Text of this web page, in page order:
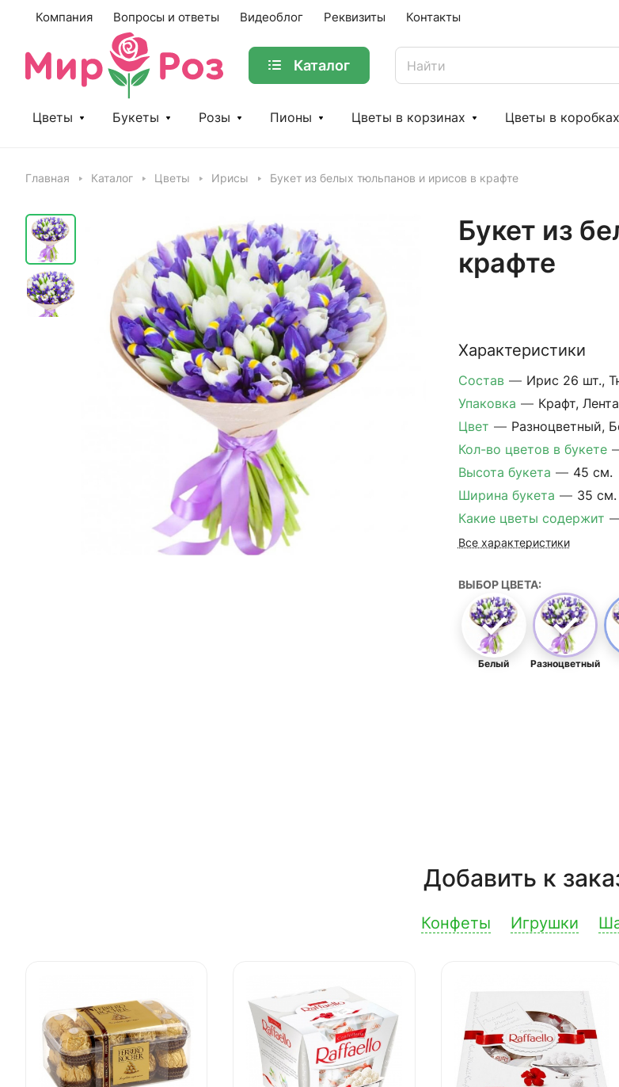
Компания Вопросы и ответы Видеоблог Реквизиты Контакты
Каталог
Цветы Букеты Розы Пионы Цветы в корзинах Цветы в коробках
Главная Каталог Цветы Ирисы Букет из белых тюльпанов и ирисов в крафте
Букет из
крафте
Характеристики
Состав — Ирис 26 шт.,
Упаковка — Крафт, Лента
Цвет — Разноцветный,
Кол-во цветов в букете
Высота букета — 45 см.
Ширина букета — 35 см.
Какие цветы содержит
Все характеристики
ВЫБОР ЦВЕТА:
Белый Разноцветный
Добавить к
Конфеты Игрушки